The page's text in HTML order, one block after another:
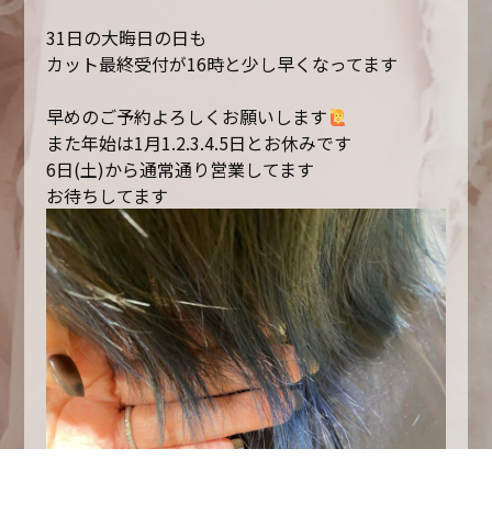
31日の大晦日の日も
カット最終受付が16時と少し早くなってます
早めのご予約よろしくお願いします
また年始は1月1.2.3.4.5日とお休みです
6日(土)から通常通り営業してます
お待ちしてます